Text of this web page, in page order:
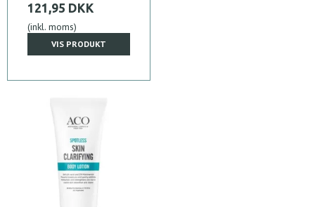
121,95 DKK
(inkl. moms)
VIS PRODUKT